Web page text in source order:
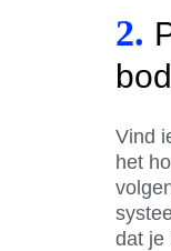
2.
bod
Vind
het
dat je